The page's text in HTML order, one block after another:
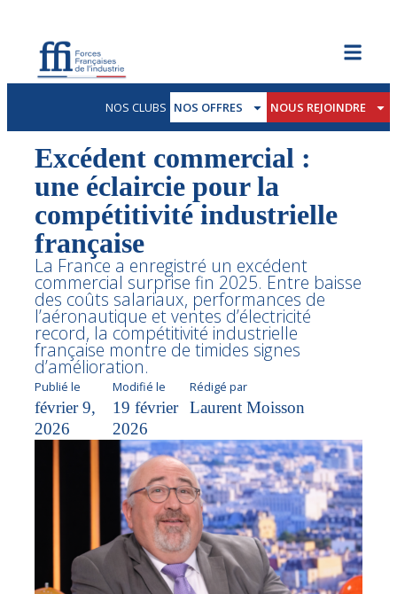
NOS CLUBS NOS OFFRES NOUS REJOINDRE
Excédent commercial :
une éclaircie pour la
compétitivité industrielle
française
La France a enregistré un excédent
commercial surprise fin 2025. Entre baisse
des coûts salariaux, performances de
l’aéronautique et ventes d’électricité
record, la compétitivité industrielle
française montre de timides signes
d’amélioration.
Publié le
février 9,
2026
Modifié le
19 février
2026
Rédigé par
Laurent Moisson